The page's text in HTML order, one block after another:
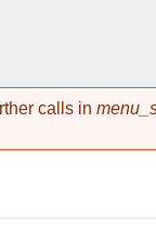
calls in